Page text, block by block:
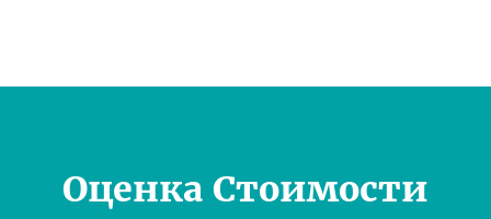
Оценка Стоимости